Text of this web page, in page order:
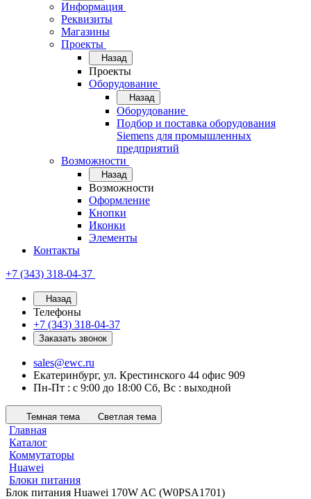
Информация
Реквизиты
Магазины
Проекты
Назад
Проекты
Оборудование
Назад
Оборудование
Подбор и поставка оборудования
Siemens для промышленных
предприятий
Возможности
Назад
Возможности
Оформление
Кнопки
Иконки
Элементы
Контакты
+7 (343) 318-04-37
Назад
Телефоны
+7 (343) 318-04-37
Заказать звонок
sales@ewc.ru
Екатеринбург, ул. Крестинского 44 офис 909
Пн-Пт : с 9:00 до 18:00 Сб, Вс : выходной
Темная тема Светлая тема
Главная
Каталог
Коммутаторы
Huawei
Блоки питания
Блок питания Huawei 170W AC (W0PSA1701)